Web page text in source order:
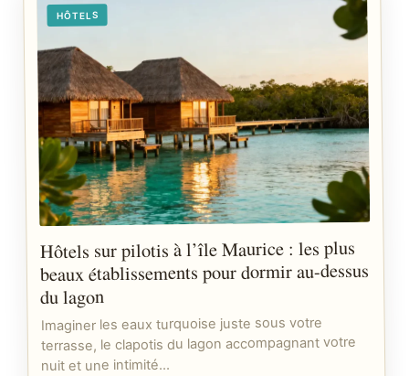
HÔTELS
Hôtels sur pilotis à l’île Maurice : les plus
beaux établissements pour dormir au-dessus
du lagon
Imaginer les eaux turquoise juste sous votre
terrasse, le clapotis du lagon accompagnant votre
nuit et une intimité…